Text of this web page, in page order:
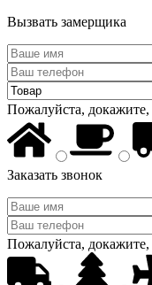
Вызвать замерщика
Пожалуйста,
Заказать звонок
Пожалуйста,